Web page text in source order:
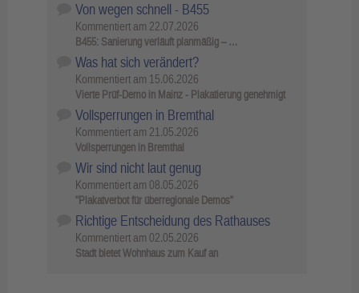
Von wegen schnell - B455
Kommentiert am 22.07.2026
B455: Sanierung verläuft planmäßig – …
Was hat sich verändert?
Kommentiert am 15.06.2026
Vierte Prüf-Demo in Mainz - Plakatierung genehmigt
Vollsperrungen in Bremthal
Kommentiert am 21.05.2026
Vollsperrungen in Bremthal
Wir sind nicht laut genug
Kommentiert am 08.05.2026
"Plakatverbot für überregionale Demos"
Richtige Entscheidung des Rathauses
Kommentiert am 02.05.2026
Stadt bietet Wohnhaus zum Kauf an